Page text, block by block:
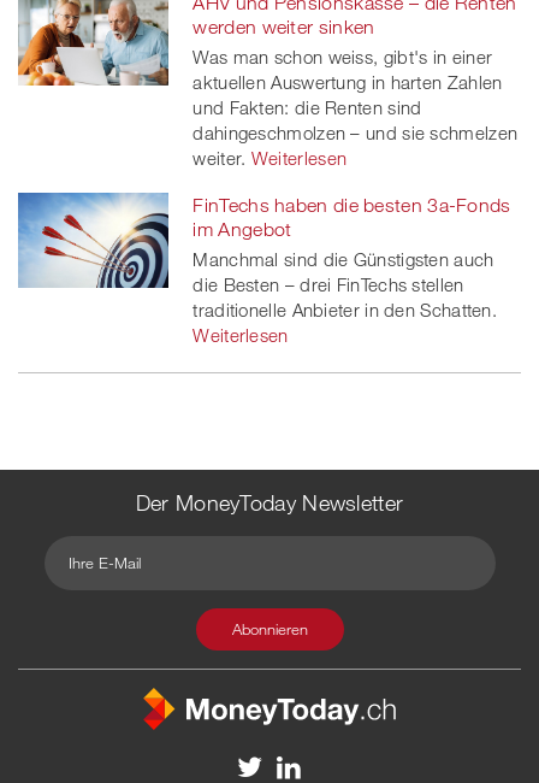
werden weiter sinken
Was man schon weiss, gibt's in einer
aktuellen Auswertung in harten Zahlen
und Fakten: die Renten sind
dahingeschmolzen – und sie schmelzen
weiter. Weiterlesen
FinTechs haben die besten 3a-Fonds
im Angebot
Manchmal sind die Günstigsten auch
die Besten – drei FinTechs stellen
traditionelle Anbieter in den Schatten.
Weiterlesen
Der MoneyToday Newsletter